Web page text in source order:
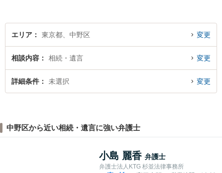
エリア 東京都、中野区 変更
相談内容 相続・遺言 変更
詳細条件 未選択 変更
中野区から近い相続・遺言に強い弁護士
小島 麗香 弁護士
弁護士法人KTG 杉並法律事務所